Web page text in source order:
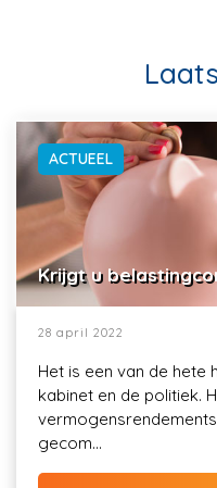
ACTUEEL
Krijgt u
28 april 2022
Het is een van de hete
kabinet en de politiek.
gecom...